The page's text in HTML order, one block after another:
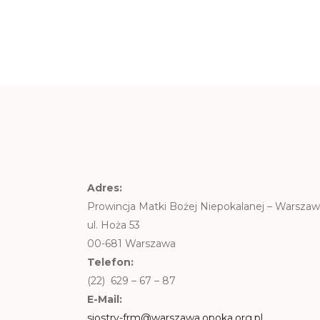
Adres:
Prowincja Matki Bożej Niepokalanej –
ul. Hoża 53
00-681 Warszawa
Telefon:
(22) 629 – 67 – 87
E-Mail: